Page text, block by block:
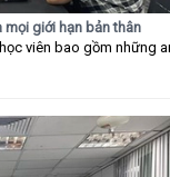
mọi giới hạn bản thân
viên bao gồm những